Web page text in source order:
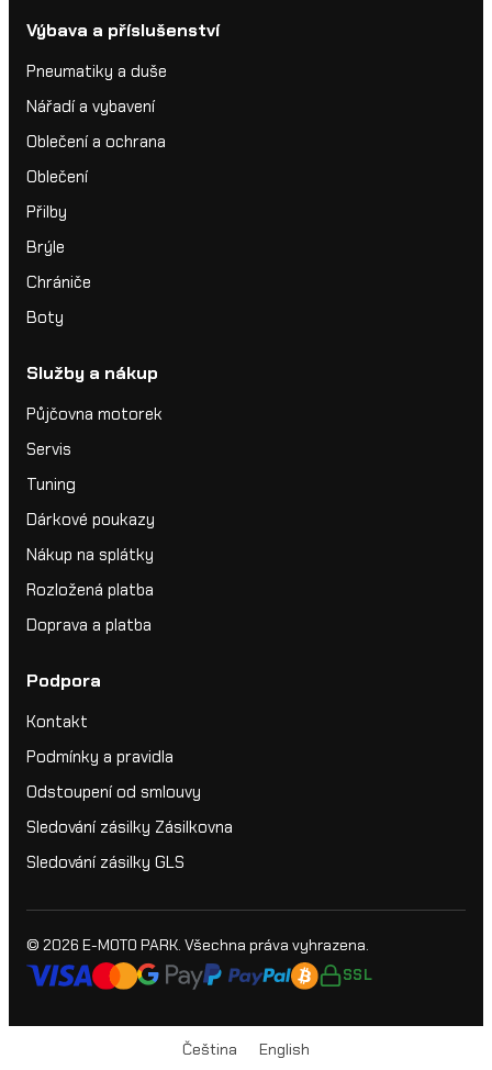
Výbava a příslušenství
Pneumatiky a duše
Nářadí a vybavení
Oblečení a ochrana
Oblečení
Přilby
Brýle
Chrániče
Boty
Služby a nákup
Půjčovna motorek
Servis
Tuning
Dárkové poukazy
Nákup na splátky
Rozložená platba
Doprava a platba
Podpora
Kontakt
Podmínky a pravidla
Odstoupení od smlouvy
Sledování zásilky Zásilkovna
Sledování zásilky GLS
© 2026 E-MOTO PARK. Všechna práva vyhrazena.
SSL
Čeština English